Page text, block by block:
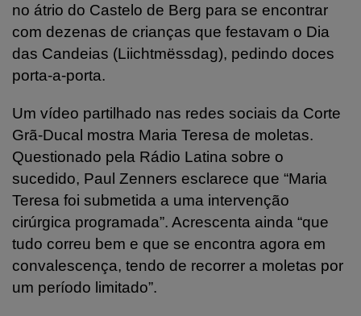
no átrio do Castelo de Berg para se encontrar
com dezenas de crianças que festavam o Dia
das Candeias (Liichtmëssdag), pedindo doces
porta-a-porta.
Um vídeo partilhado nas redes sociais da Corte
Grã-Ducal mostra Maria Teresa de moletas.
Questionado pela Rádio Latina sobre o
sucedido, Paul Zenners esclarece que “Maria
Teresa foi submetida a uma intervenção
cirúrgica programada”. Acrescenta ainda “que
tudo correu bem e que se encontra agora em
convalescença, tendo de recorrer a moletas por
um período limitado”.